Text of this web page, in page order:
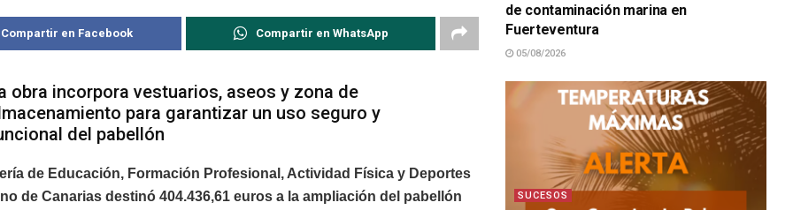
Compartir en Facebook Compartir en WhatsApp
obra incorpora vestuarios, aseos y zona de
para garantizar un uso seguro y
del pabellón
de Educación, Formación Profesional, Actividad Física y Deportes
de Canarias destinó 404.436,61 euros a la ampliación del pabellón
de contaminación marina en
Fuerteventura
05/08/2026
SUCESOS